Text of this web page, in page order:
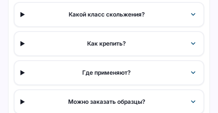
Какой класс скольжения? expand_more
Как крепить? expand_more
Где применяют? expand_more
Можно заказать образцы? expand_more